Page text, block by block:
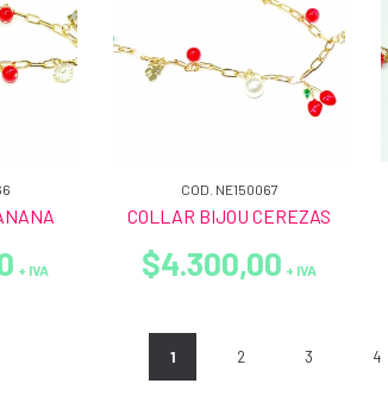
+ IVA
COD. NE150067
COLLAR BIJOU CEREZAS
$4.300,00 + IVA
1 2 3 4